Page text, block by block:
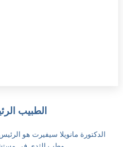
الطبيب
الدكتورة مانويلا سيفيرت هو